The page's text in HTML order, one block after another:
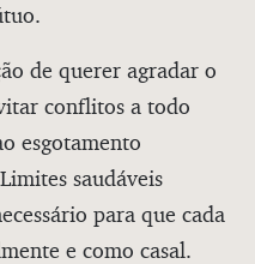
de querer agradar o
conflitos a todo
esgotamento
saudáveis
para que cada
e como casal.